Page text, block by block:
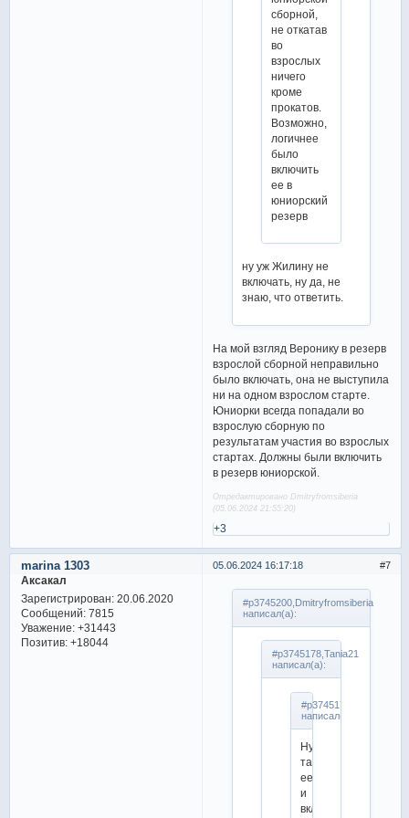
сборной,
не откатав
во
взрослых
ничего
кроме
прокатов.
Возможно,
логичнее
было
включить
ее в
юниорский
резерв
ну уж Жилину не
включать, ну да, не
знаю, что ответить.
На мой взгляд Веронику в резерв
взрослой сборной неправильно
было включать, она не выступила
ни на одном взрослом старте.
Юниорки всегда попадали во
взрослую сборную по
результатам участия во взрослых
стартах. Должны были включить
в резерв юниорской.
Отредактировано Dmitryfromsiberia
(05.06.2024 21:55:20)
+3
7
05.06.2024 16:17:18
marina 1303
Аксакал
Зарегистрирован: 20.06.2020
Сообщений:7815
Уважение: +31443
Позитив: +18044
#p3745200,Dmitryfromsiberia
написал(а):
#p3745178,Tania21
написал(а):
#p3745176,Olga1988
написал(а):
Ну
так
ее
и
включили